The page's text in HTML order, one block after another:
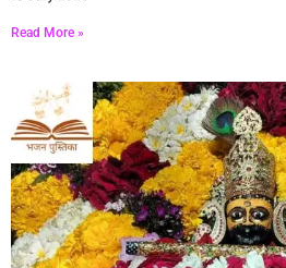
Read More »